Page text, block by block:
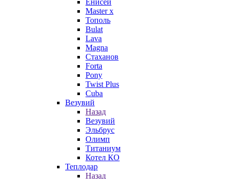
Енисей
Master x
Тополь
Bulat
Lava
Magna
Стаханов
Forta
Pony
Twist Plus
Cuba
Везувий
Назад
Везувий
Эльбрус
Олимп
Титаниум
Котел КО
Теплодар
Назад